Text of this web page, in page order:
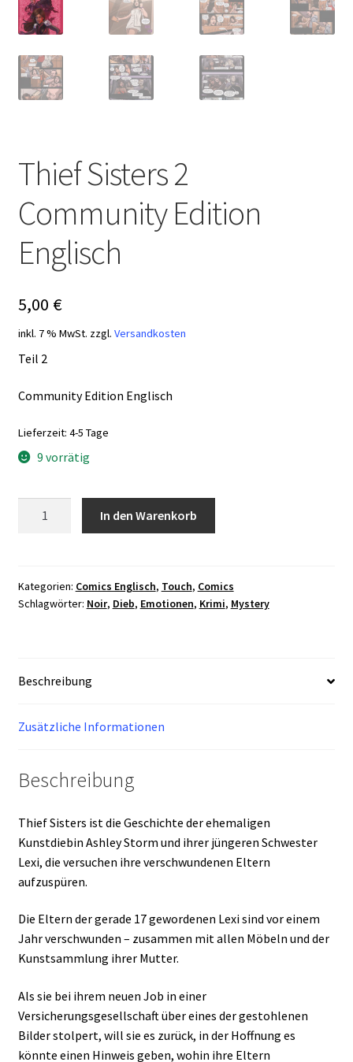
Thief Sisters 2
Community Edition
Englisch
5,00 €
inkl. 7 % MwSt. zzgl. Versandkosten
Teil 2
Community Edition Englisch
Lieferzeit: 4-5 Tage
9 vorrätig
Edition
Englisch
In den Warenkorb
Kategorien: Comics Englisch, Touch, Comics
Schlagwörter: Noir, Dieb, Emotionen, Krimi, Mystery
Beschreibung
Zusätzliche Informationen
Beschreibung
Thief Sisters ist die Geschichte der ehemaligen
Kunstdiebin Ashley Storm und ihrer jüngeren Schwester
Lexi, die versuchen ihre verschwundenen Eltern
aufzuspüren.
Die Eltern der gerade 17 gewordenen Lexi sind vor einem
Jahr verschwunden – zusammen mit allen Möbeln und der
Kunstsammlung ihrer Mutter.
Als sie bei ihrem neuen Job in einer
Versicherungsgesellschaft über eines der gestohlenen
Bilder stolpert, will sie es zurück, in der Hoffnung es
könnte einen Hinweis geben, wohin ihre Eltern